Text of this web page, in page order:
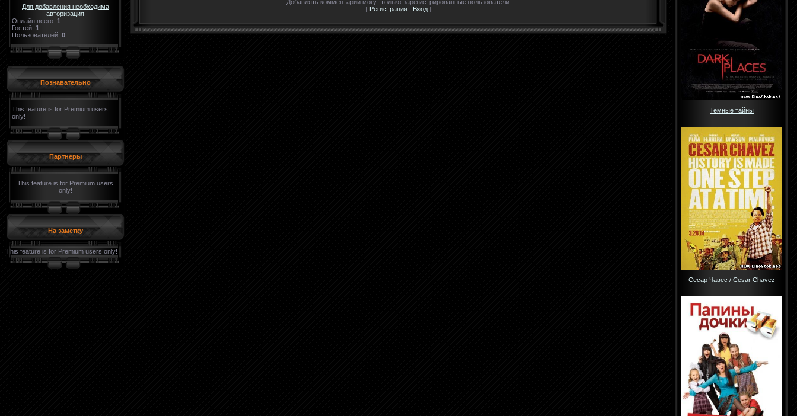
Для добавления необходима
авторизация
Онлайн всего: 1
Гостей: 1
Пользователей: 0
Познавательно
This feature is for Premium users
only!
Партнеры
This feature is for Premium users
only!
На заметку
This feature is for Premium users only!
Добавлять комментарии могут только зарегистрированные пользователи.
[ Регистрация | Вход ]
Темные тайны
Сесар Чавес / Cesar Chavez